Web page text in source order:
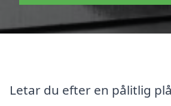
Letar du efter en pålitlig